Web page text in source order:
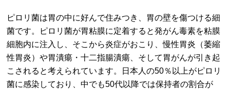
ピロリ菌は胃の中に好んで住みつき、胃の壁を傷つける細
菌です。ピロリ菌が胃粘膜に定着すると発がん毒素を粘膜
細胞内に注入し、そこから炎症がおこり、慢性胃炎（萎縮
性胃炎）や胃潰瘍・十二指腸潰瘍、そして胃がんが引き起
こされると考えられています。日本人の50％以上がピロリ
菌に感染しており、中でも50代以降では保持者の割合が